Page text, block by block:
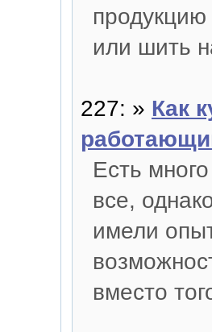
или шить
227: » Как
Есть
все,
имели
вместо